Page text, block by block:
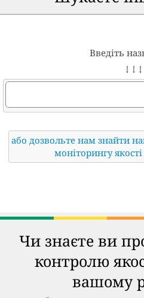
Введіть
↓ ↓ ↓
або дозвольте нам знайти
моніторингу
Чи знаєте ви
контролю
вашому